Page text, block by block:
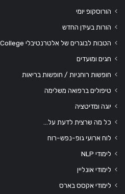
הורוסקופ יומי
הורות בעידן החדש
הטבות לבוגרים של אלטרנטיבלי College
חגים ומועדים
חופשות רוחניות / חופשות בריאות
טיפולים ברפואה משלימה
יוגה ומדיטציה
כל מה שרצית לדעת על…
לוח ארועי גופ-נפש-רוח
לימודי NLP
לימודי אונליין
לימודי אקסס בארס